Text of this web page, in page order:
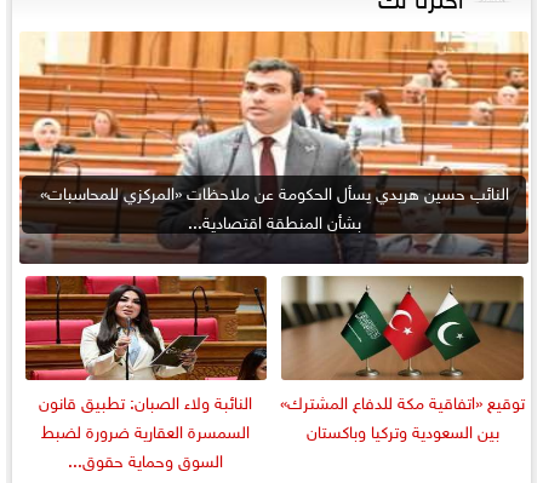
النائب حسين هريدي يسأل الحكومة عن ملاحظات «المركزي للمحاسبات»
بشأن المنطقة اقتصادية...
توقيع «اتفاقية مكة للدفاع المشترك»
بين السعودية وتركيا وباكستان
النائبة ولاء الصبان: تطبيق قانون
السمسرة العقارية ضرورة لضبط
السوق وحماية حقوق...